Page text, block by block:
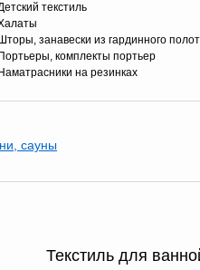
текстиль
Шторы, занавески из гардинного
Портьеры, комплекты портьер
Наматрасники на резинках
сауны
Текстиль для